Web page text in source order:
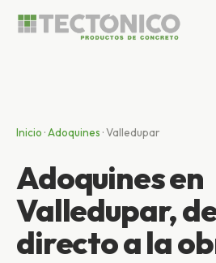
Inicio ·Adoquines ·Valledupar
Adoquines en
Valledupar,
directo a la